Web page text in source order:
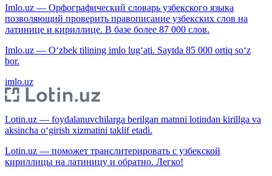
Imlo.uz — Орфографический словарь узбекского языка
позволяющий проверить правописание узбекских слов на
латинице и кириллице. В базе более 87 000 слов.
Imlo.uz — O‘zbek tilining imlo lug‘ati. Saytda 85 000 ortiq so‘z
bor.
imlo.uz
Lotin.uz — foydalanuvchilarga berilgan matnni lotindan kirillga va
aksincha o‘girish xizmatini taklif etadi.
Lotin.uz — поможет транслитерировать с узбекской
кириллицы на латиницу и обратно. Легко!